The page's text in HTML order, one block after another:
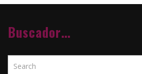
Buscador…